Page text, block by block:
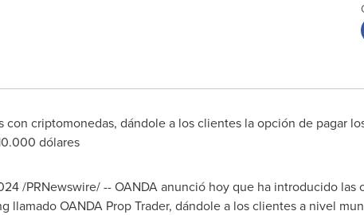
con criptomonedas, dándole a los clientes la opción de pagar
dólares
/PRNewswire/ -- OANDA anunció hoy que ha introducido las
llamado OANDA Prop Trader, dándole a los clientes a nivel